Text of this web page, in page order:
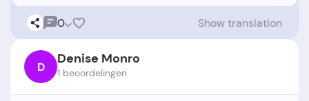
0 Show translation
D Denise Monro
1 beoordelingen